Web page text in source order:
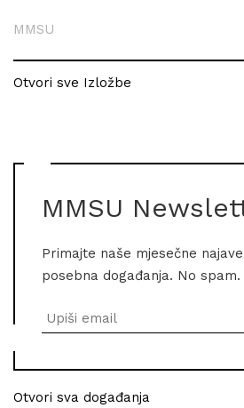
MMSU
Otvori sve Izložbe
MMSU
Primajte naše mjesečne
posebna događanja. No spam.
Otvori sva događanja